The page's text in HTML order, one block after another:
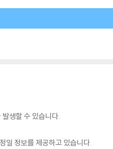
생할 수 있습니다.
일 정보를 제공하고 있습니다.